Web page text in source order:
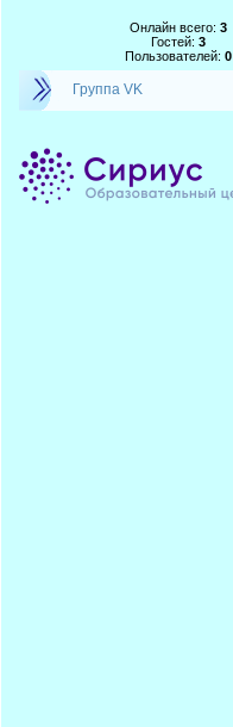
Онлайн всего: 3
Гостей: 3
Пользователей: 0
Группа VK